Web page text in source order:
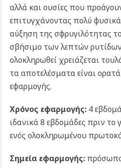
αλλά και ουσίες που
επιτυγχάνοντας πολύ
αύξηση της σφρυγιλότητας
σβήσιμο των λεπτών
ολοκληρωθεί χρειάζεται
τα αποτελέσματα είναι
εφαρμογής.
Χρόνος εφαρμογής: 4
ιδανικά 8 εβδομάδες πριν
ενός ολοκληρωμένου
Σημεία εφαρμογής: